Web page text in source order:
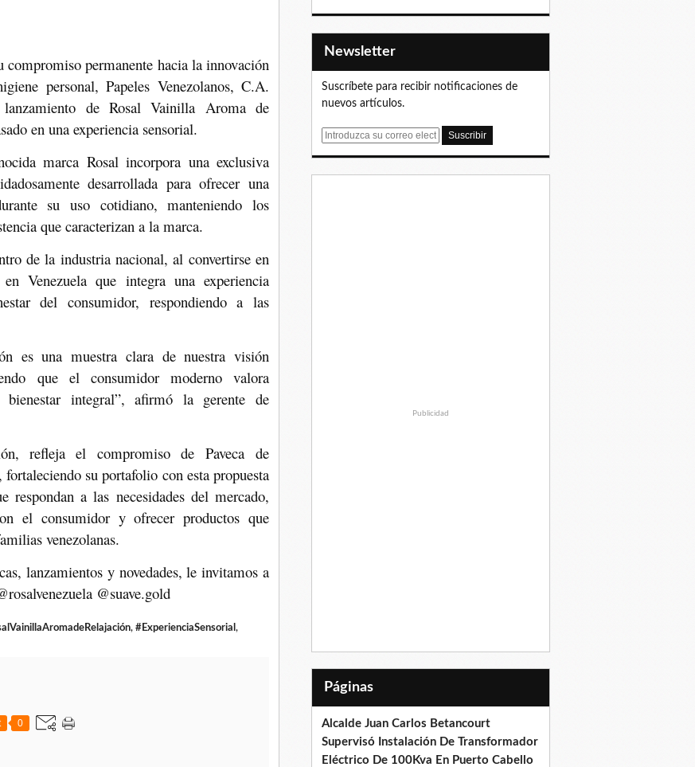
compromiso permanente hacia la innovación
personal, Papeles Venezolanos, C.A.
lanzamiento de Rosal Vainilla Aroma de
en una experiencia sensorial.
marca Rosal incorpora una exclusiva
desarrollada para ofrecer una
su uso cotidiano, manteniendo los
que caracterizan a la marca.
de la industria nacional, al convertirse en
Venezuela que integra una experiencia
del consumidor, respondiendo a las
es una muestra clara de nuestra visión
que el consumidor moderno valora
integral”, afirmó la gerente de
refleja el compromiso de Paveca de
su portafolio con esta propuesta
respondan a las necesidades del mercado,
el consumidor y ofrecer productos que
venezolanas.
lanzamientos y novedades, le invitamos a
@suave.gold
, #ExperienciaSensorial ,
0
Newsletter
Suscríbete para recibir notificaciones de
nuevos artículos.
E
Publicidad
Páginas
Alcalde Juan Carlos Betancourt
Supervisó Instalación De Transformador
Eléctrico De 100Kva En Puerto Cabello